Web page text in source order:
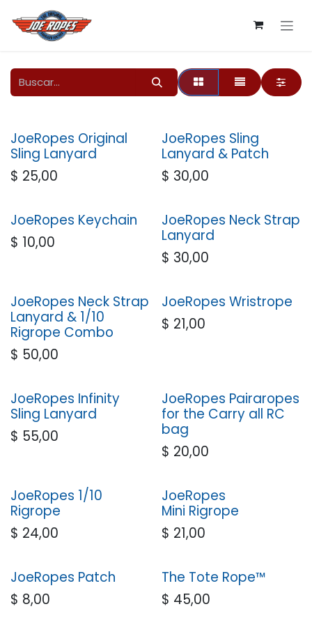
Ir al contenido
JoeRopes Original
Sling Lanyard
$ 25,00
JoeRopes Sling
Lanyard & Patch
$ 30,00
JoeRopes Keychain
$ 10,00
JoeRopes Neck Strap
Lanyard
$ 30,00
JoeRopes Neck Strap
Lanyard & 1/10
Rigrope Combo
$ 50,00
JoeRopes Wristrope
$ 21,00
JoeRopes Infinity
Sling Lanyard
$ 55,00
JoeRopes Pairaropes
for the Carry all RC
bag
$ 20,00
JoeRopes 1/10
Rigrope
$ 24,00
JoeRopes
Mini Rigrope
$ 21,00
JoeRopes Patch
$ 8,00
The Tote Rope™
$ 45,00